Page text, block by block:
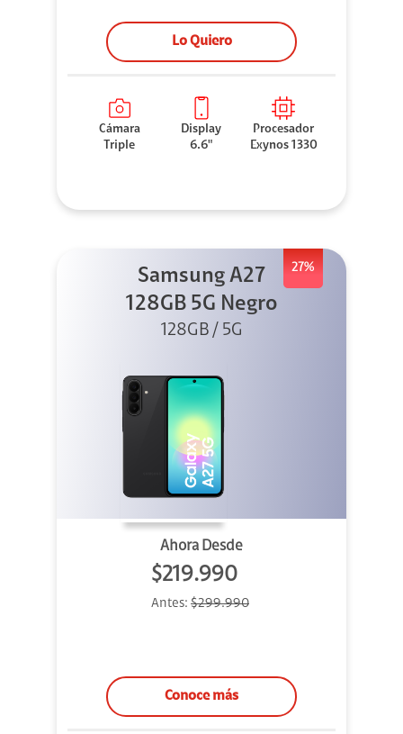
Lo Quiero
Cámara
Triple
Display
6.6"
Procesador
Exynos 1330
27%
Samsung A27
128GB 5G Negro
128GB / 5G
Ahora Desde
$219.990
Antes: $299.990
Conoce más